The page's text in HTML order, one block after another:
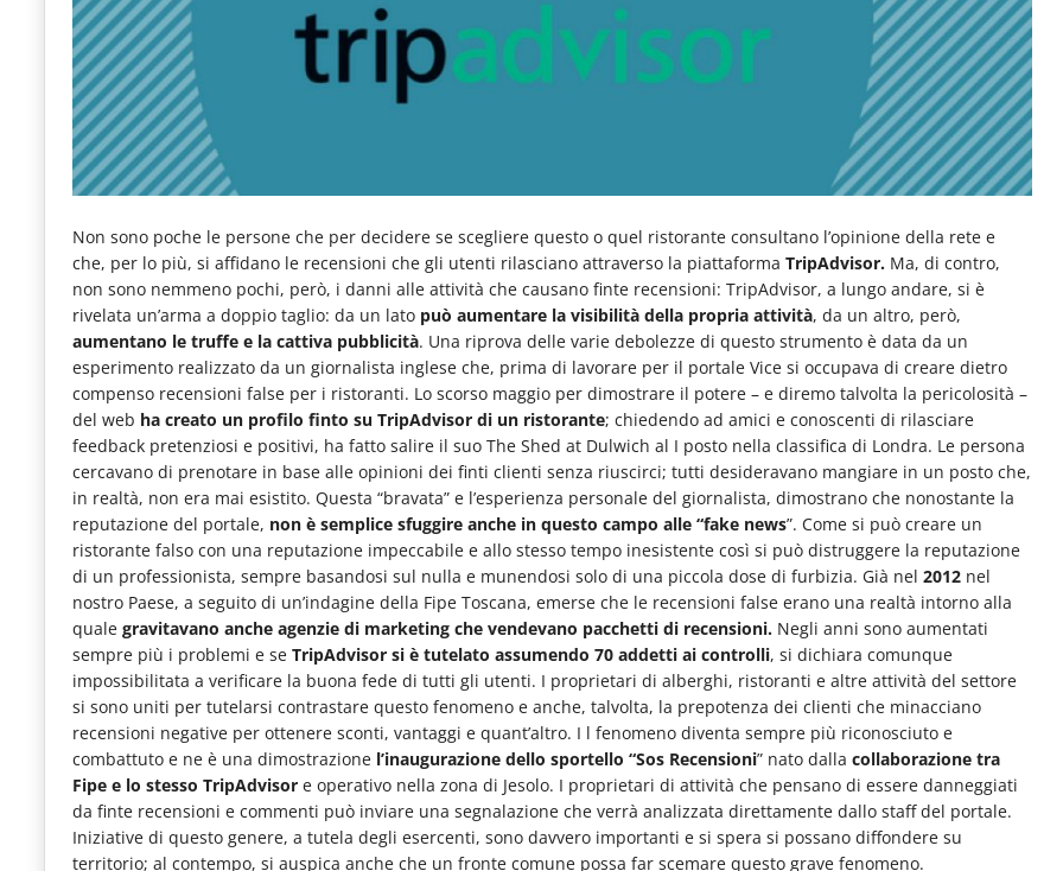
e
articoli
quotidiani
sul
mondo
dei
consumi
fuoricasa,
del
Food
Service
e
tutte
le
novità
del
comparto
Horeca.
Non sono poche le persone che per decidere se scegliere questo o quel ristorante consultano l’opinione della rete e
che, per lo più, si affidano le recensioni che gli utenti rilasciano attraverso la piattaforma TripAdvisor. Ma, di contro,
non sono nemmeno pochi, però, i danni alle attività che causano finte recensioni: TripAdvisor, a lungo andare, si è
rivelata un’arma a doppio taglio: da un lato può aumentare la visibilità della propria attività, da un altro, però,
aumentano le truffe e la cattiva pubblicità. Una riprova delle varie debolezze di questo strumento è data da un
esperimento realizzato da un giornalista inglese che, prima di lavorare per il portale Vice si occupava di creare dietro
compenso recensioni false per i ristoranti. Lo scorso maggio per dimostrare il potere – e diremo talvolta la pericolosità –
del web ha creato un profilo finto su TripAdvisor di un ristorante; chiedendo ad amici e conoscenti di rilasciare
feedback pretenziosi e positivi, ha fatto salire il suo The Shed at Dulwich al I posto nella classifica di Londra. Le persona
cercavano di prenotare in base alle opinioni dei finti clienti senza riuscirci; tutti desideravano mangiare in un posto che,
in realtà, non era mai esistito. Questa “bravata” e l’esperienza personale del giornalista, dimostrano che nonostante la
reputazione del portale, non è semplice sfuggire anche in questo campo alle “fake news”. Come si può creare un
ristorante falso con una reputazione impeccabile e allo stesso tempo inesistente così si può distruggere la reputazione
di un professionista, sempre basandosi sul nulla e munendosi solo di una piccola dose di furbizia. Già nel 2012 nel
nostro Paese, a seguito di un’indagine della Fipe Toscana, emerse che le recensioni false erano una realtà intorno alla
quale gravitavano anche agenzie di marketing che vendevano pacchetti di recensioni. Negli anni sono aumentati
sempre più i problemi e se TripAdvisor si è tutelato assumendo 70 addetti ai controlli, si dichiara comunque
impossibilitata a verificare la buona fede di tutti gli utenti. I proprietari di alberghi, ristoranti e altre attività del settore
si sono uniti per tutelarsi contrastare questo fenomeno e anche, talvolta, la prepotenza dei clienti che minacciano
recensioni negative per ottenere sconti, vantaggi e quant’altro. I l fenomeno diventa sempre più riconosciuto e
combattuto e ne è una dimostrazione l’inaugurazione dello sportello “Sos Recensioni” nato dalla collaborazione tra
Fipe e lo stesso TripAdvisor e operativo nella zona di Jesolo. I proprietari di attività che pensano di essere danneggiati
da finte recensioni e commenti può inviare una segnalazione che verrà analizzata direttamente dallo staff del portale.
Iniziative di questo genere, a tutela degli esercenti, sono davvero importanti e si spera si possano diffondere su
territorio; al contempo, si auspica anche che un fronte comune possa far scemare questo grave fenomeno.